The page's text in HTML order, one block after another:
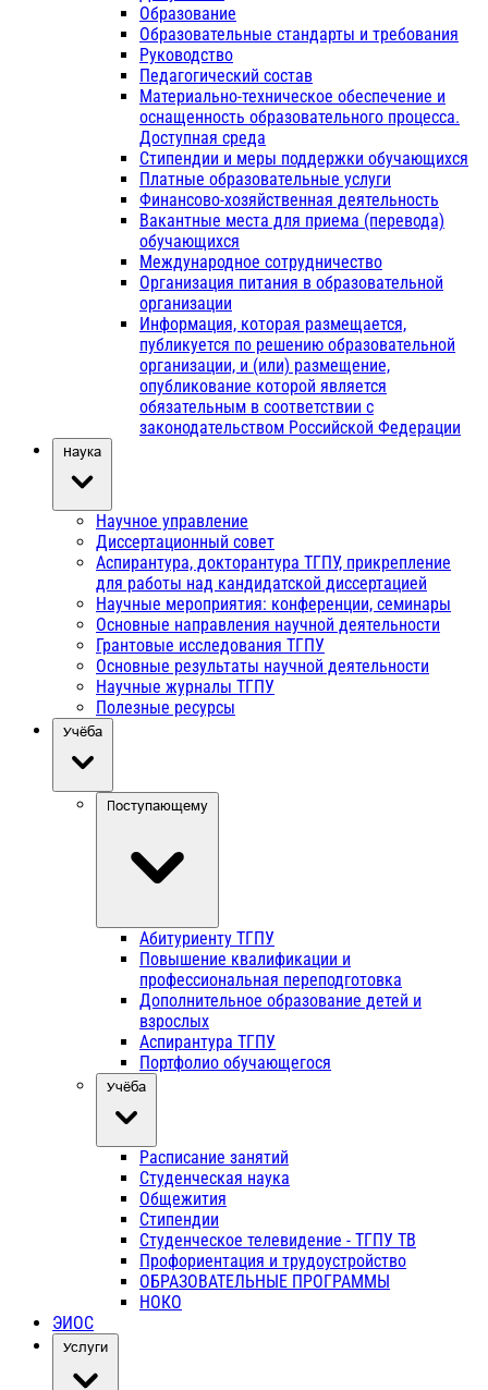
Образование
Образовательные стандарты и требования
Руководство
Педагогический состав
Материально-техническое обеспечение и
оснащенность образовательного процесса.
Доступная среда
Стипендии и меры поддержки обучающихся
Платные образовательные услуги
Финансово-хозяйственная деятельность
Вакантные места для приема (перевода)
обучающихся
Международное сотрудничество
Организация питания в образовательной
организации
Информация, которая размещается,
публикуется по решению образовательной
организации, и (или) размещение,
опубликование которой является
обязательным в соответствии с
законодательством Российской Федерации
Наука
Научное управление
Диссертационный совет
Аспирантура, докторантура ТГПУ, прикрепление
для работы над кандидатской диссертацией
Научные мероприятия: конференции, семинары
Основные направления научной деятельности
Грантовые исследования ТГПУ
Основные результаты научной деятельности
Научные журналы ТГПУ
Полезные ресурсы
Учёба
Поступающему
Абитуриенту ТГПУ
Повышение квалификации и
профессиональная переподготовка
Дополнительное образование детей и
взрослых
Аспирантура ТГПУ
Портфолио обучающегося
Учёба
Расписание занятий
Студенческая наука
Общежития
Стипендии
Студенческое телевидение - ТГПУ ТВ
Профориентация и трудоустройство
ОБРАЗОВАТЕЛЬНЫЕ ПРОГРАММЫ
НОКО
ЭИОС
Услуги